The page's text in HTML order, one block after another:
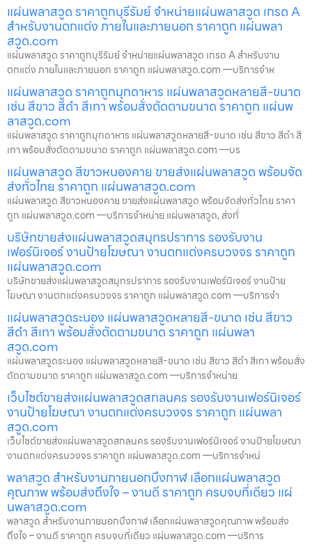
แผ่นพลาสวูด ราคาถูกบุรีรัมย์ จำหน่ายแผ่นพลาสวูด เกรด A
สำหรับงานตกแต่ง ภายในและภายนอก ราคาถูก แผ่นพลา
สวูด.com
แผ่นพลาสวูด ราคาถูกบุรีรัมย์ จำหน่ายแผ่นพลาสวูด เกรด A สำหรับงาน
ตกแต่ง ภายในและภายนอก ราคาถูก แผ่นพลาสวูด.com —บริการจำห
แผ่นพลาสวูด ราคาถูกมุกดาหาร แผ่นพลาสวูดหลายสี-ขนาด
เช่น สีขาว สีดำ สีเทา พร้อมสั่งตัดตามขนาด ราคาถูก แผ่นพ
ลาสวูด.com
แผ่นพลาสวูด ราคาถูกมุกดาหาร แผ่นพลาสวูดหลายสี-ขนาด เช่น สีขาว สีดำ สี
เทา พร้อมสั่งตัดตามขนาด ราคาถูก แผ่นพลาสวูด.com —บร
แผ่นพลาสวูด สีขาวหนองคาย ขายส่งแผ่นพลาสวูด พร้อมจัด
ส่งทั่วไทย ราคาถูก แผ่นพลาสวูด.com
แผ่นพลาสวูด สีขาวหนองคาย ขายส่งแผ่นพลาสวูด พร้อมจัดส่งทั่วไทย ราคา
ถูก แผ่นพลาสวูด.com —บริการจำหน่าย แผ่นพลาสวูด, ส่งทั่
บริษัทขายส่งแผ่นพลาสวูดสมุทรปราการ รองรับงาน
เฟอร์นิเจอร์ งานป้ายโฆษณา งานตกแต่งครบวงจร ราคาถูก
แผ่นพลาสวูด.com
บริษัทขายส่งแผ่นพลาสวูดสมุทรปราการ รองรับงานเฟอร์นิเจอร์ งานป้าย
โฆษณา งานตกแต่งครบวงจร ราคาถูก แผ่นพลาสวูด.com —บริการจำ
แผ่นพลาสวูดระนอง แผ่นพลาสวูดหลายสี-ขนาด เช่น สีขาว
สีดำ สีเทา พร้อมสั่งตัดตามขนาด ราคาถูก แผ่นพลา
สวูด.com
แผ่นพลาสวูดระนอง แผ่นพลาสวูดหลายสี-ขนาด เช่น สีขาว สีดำ สีเทา พร้อมสั่ง
ตัดตามขนาด ราคาถูก แผ่นพลาสวูด.com —บริการจำหน่าย
เว็บไซต์ขายส่งแผ่นพลาสวูดสกลนคร รองรับงานเฟอร์นิเจอร์
งานป้ายโฆษณา งานตกแต่งครบวงจร ราคาถูก แผ่นพลา
สวูด.com
เว็บไซต์ขายส่งแผ่นพลาสวูดสกลนคร รองรับงานเฟอร์นิเจอร์ งานป้ายโฆษณา
งานตกแต่งครบวงจร ราคาถูก แผ่นพลาสวูด.com —บริการจำหน่
พลาสวูด สำหรับงานภายนอกบึงกาฬ เลือกแผ่นพลาสวูด
คุณภาพ พร้อมส่งถึงใจ – งานดี ราคาถูก ครบจบที่เดียว แผ่
นพลาสวูด.com
พลาสวูด สำหรับงานภายนอกบึงกาฬ เลือกแผ่นพลาสวูดคุณภาพ พร้อมส่ง
ถึงใจ – งานดี ราคาถูก ครบจบที่เดียว แผ่นพลาสวูด.com —บริการ